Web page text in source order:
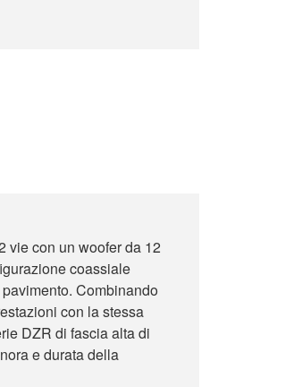
vie con un woofer da 12
coassiale
Combinando
con la stessa
DZR di fascia alta di
e durata della